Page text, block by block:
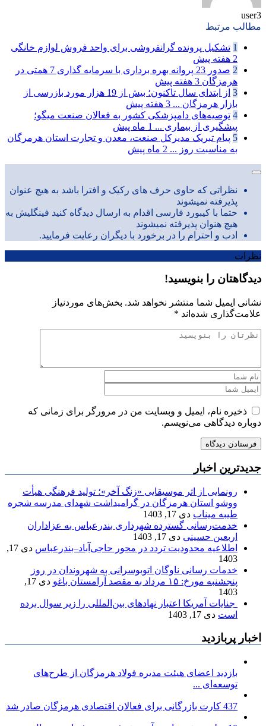
user3
مطالب مرتبط
1 تشکیل پرونده گرانفروشی برای واحد فروش لوازم خانگی
2 هفته پیش
2
صدور 23 پروانه بهره برداری با سرمایه گذاری 7 همتی در
هرمزگان 3 هفته پیش
3
از ابتدای سال تاکنون؛ بیش از 19 هزار مورد بازرسی از
بازار هرمزگان ... 3 هفته پیش
4 توصیه‌های دامپزشکی کشور به فعالان صنعت میگو؛
پیشگیری از بیماری ... 1 ماه پیش
5 پیام تبریک مدیرکل صنعت، معدن و تجارت استان هرمرگان
به مناسبت روز ... 2 ماه پیش
نظراتی که حاوی حرف های رکیک و افترا باشد به هیچ عنوان
پذیرفته نمیشوند
حتما با کیبورد فارسی اقدام به ارسال دیدگاه کنید فینگلیش به
هیچ هنوان پذیرفته نمیشوند
ادب و احترام را در برخورد با دیگران رعایت فرمایید.
نظرات
دیدگاهتان را بنویسید!
نشانی ایمیل شما منتشر نخواهد شد. بخش‌های موردنیاز
علامت‌گذاری شده‌اند *
ذخیره نام، ایمیل و وبسایت من در مرورگر برای زمانی که
دوباره دیدگاهی می‌نویسم.
جدیدترین اخبار
رونمایی از اثر موسیقایی «زنگ آخر»؛ تولید فرهنگی هیأت
ووشو استان هرمزگان در گرامیداشت شهدای مدرسه شجره
طیبه میناب دی 17, 1403
خدمت‌رسانی گسترده شهرداری بندرعباس به عزاداران
اربعین حسینی دی 17, 1403
اطلاعیه محدودیت تردد در محور حاجی‌آباد–بندرعباس
دی 17,
1403
خدمات رسانی ناوگان اتوبوسرانی به شهروندان در روز
پنجشنبه مورخ: ۱۵ مرداد به مقصد آرامستان باغو
دی 17,
1403
جنایات آمریکا اعتبار نهادهای بین‌المللی را زیر سوال برده
است دی 17, 1403
اخبار پربازدید
بازدید اعضای هیئت مدیره فولاد هرمزگان از طرح‌های
توسعه‌ای ...
437 کارت بازرگانی برای فعالان اقتصادی هرمزگان صادر شد